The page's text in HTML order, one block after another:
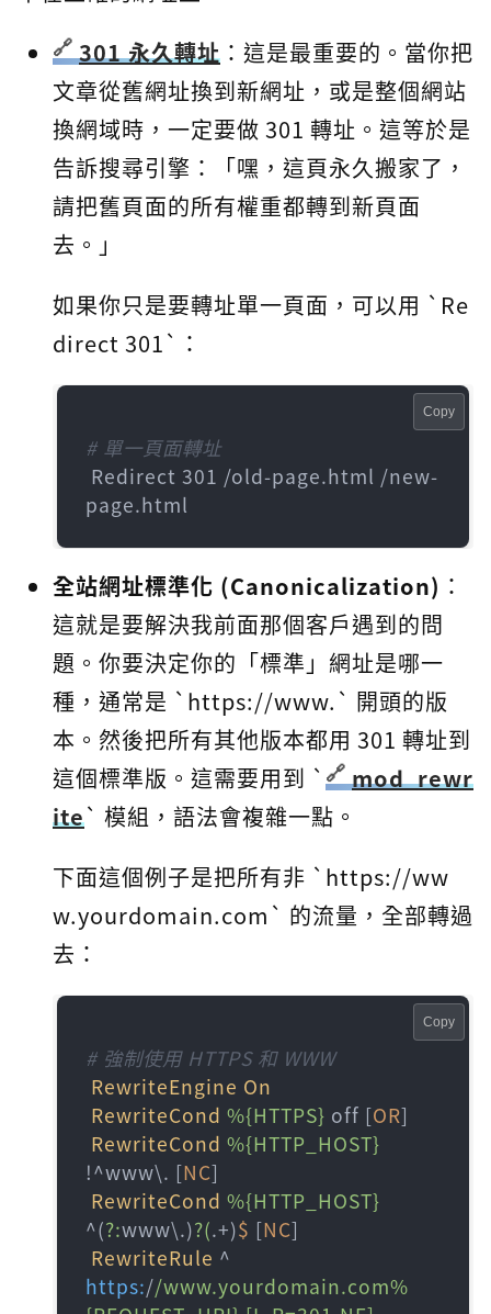
301 永久轉址 ：這是最重要的。當你把
文章從舊網址換到新網址，或是整個網站
換網域時，一定要做 301 轉址。這等於是
告訴搜尋引擎：「嘿，這頁永久搬家了，
請把舊頁面的所有權重都轉到新頁面
去。」
如果你只是要轉址單一頁面，可以用 `Re
direct 301`：
# 單一頁面轉址
page.html
Copy
全站網址標準化 (Canonicalization) ：
這就是要解決我前面那個客戶遇到的問
題。你要決定你的「標準」網址是哪一
種，通常是 `https://www.` 開頭的版
本。然後把所有其他版本都用 301 轉址到
這個標準版。這需要用到 `
mod_rewr
ite` 模組，語法會複雜一點。
下面這個例子是把所有非 `https://ww
w.yourdomain.com` 的流量，全部轉過
去：
# 強制使用 HTTPS 和 WWW
RewriteEngine On
RewriteCond %{HTTPS} off [OR]
RewriteCond %{HTTP_HOST}
!^www\. [NC]
RewriteCond %{HTTP_HOST}
^(?:www\.)?(.+)$ [NC]
RewriteRule
https://www.yourdomain.com%
Copy